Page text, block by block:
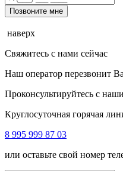
Позвоните мне
наверх
Свяжитесь с нами сейчас
Наш оператор перезвонит
Проконсультируйтесь с
Круглосуточная горячая
8 995 999 87 03
или оставьте свой номер